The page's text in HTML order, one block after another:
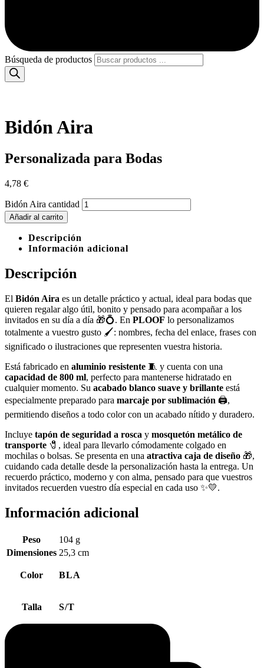
Búsqueda de productos
Bidón Aira
Personalizada para Bodas
4,78 €
Bidón Aira cantidad
Añadir al carrito
Descripción
Información adicional
Descripción
El Bidón Aira es un detalle práctico y actual, ideal para bodas que
quieren regalar algo útil, bonito y pensado para acompañar a los
invitados en su día a día 🎁💍. En PLOOF lo personalizamos
totalmente a vuestro gusto 🖌️: nombres, fecha del enlace, frases con
significado o ilustraciones que representen vuestra historia.
Está fabricado en aluminio resistente 🧵 y cuenta con una
capacidad de 800 ml, perfecto para mantenerse hidratado en
cualquier momento. Su acabado blanco suave y brillante está
especialmente preparado para marcaje por sublimación 🖨️,
permitiendo diseños a todo color con un acabado nítido y duradero.
Incluye tapón de seguridad a rosca y mosquetón metálico de
transporte 🧷, ideal para llevarlo cómodamente colgado en
mochilas o bolsas. Se presenta en una atractiva caja de diseño 🎁,
cuidando cada detalle desde la personalización hasta la entrega. Un
recuerdo práctico, moderno y con alma, pensado para que vuestros
invitados recuerden vuestro día especial en cada uso ✨💛.
Información adicional
Peso
104 g
Dimensiones 25,3 cm
Color BLA
Talla S/T